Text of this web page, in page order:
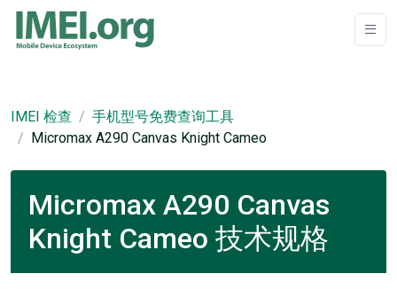
IMEI 检查
手机型号免费查询工具
Micromax A290 Canvas Knight Cameo
Micromax A290 Canvas
Knight Cameo 技术规格